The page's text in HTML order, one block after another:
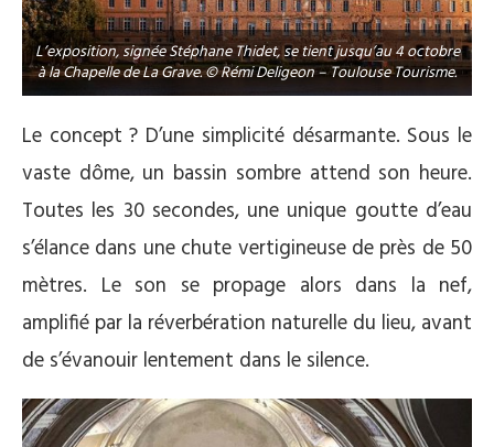
L’exposition, signée Stéphane Thidet, se tient jusqu’au 4 octobre
à la Chapelle de La Grave. © Rémi Deligeon – Toulouse Tourisme.
Le concept ? D’une simplicité désarmante. Sous le
vaste dôme, un bassin sombre attend son heure.
Toutes les 30 secondes, une unique goutte d’eau
s’élance dans une chute vertigineuse de près de 50
mètres. Le son se propage alors dans la nef,
amplifié par la réverbération naturelle du lieu, avant
de s’évanouir lentement dans le silence.